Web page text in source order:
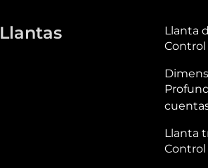
Llantas
Llanta
Control
Llanta
Control